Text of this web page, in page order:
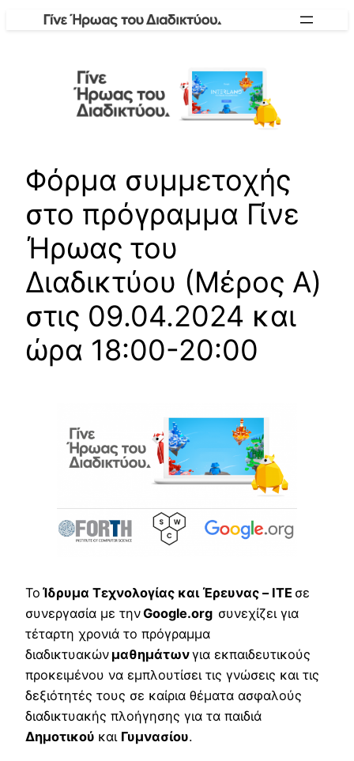
Φόρμα συμμετοχής
στο πρόγραμμα Γίνε
Ήρωας του
Διαδικτύου (Μέρος A)
στις 09.04.2024 και
ώρα 18:00-20:00
Το Ίδρυμα Τεχνολογίας και Έρευνας – ΙΤΕ σε
συνεργασία με τηνGoogle.org συνεχίζει για
τέταρτη χρονιά το πρόγραμμα
διαδικτυακών μαθημάτωνγια εκπαιδευτικούς
προκειμένου να εμπλουτίσει τις γνώσεις και τις
δεξιότητές τους σε καίρια θέματα ασφαλούς
διαδικτυακής πλοήγησης για τα παιδιά
Δημοτικού και Γυμνασίου.